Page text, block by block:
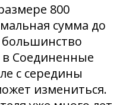
800
сумма до
Соединенные
с середины
измениться.